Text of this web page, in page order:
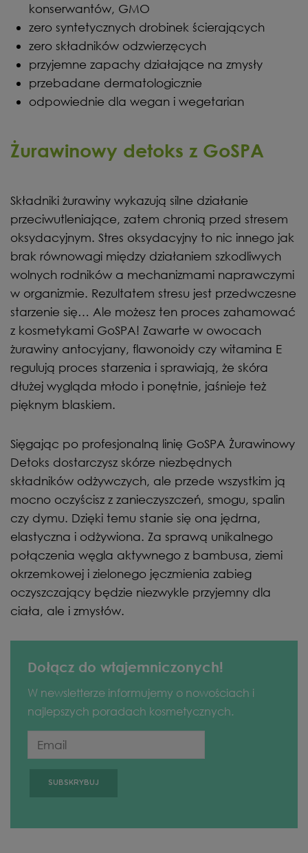
konserwantów, GMO
zero syntetycznych drobinek ścierających
zero składników odzwierzęcych
przyjemne zapachy działające na zmysły
przebadane dermatologicznie
odpowiednie dla wegan i wegetarian
Żurawinowy detoks z GoSPA
Składniki żurawiny wykazują silne działanie
przeciwutleniające, zatem chronią przed stresem
oksydacyjnym. Stres oksydacyjny to nic innego jak
brak równowagi między działaniem szkodliwych
wolnych rodników a mechanizmami naprawczymi
w organizmie. Rezultatem stresu jest przedwczesne
starzenie się… Ale możesz ten proces zahamować
z kosmetykami GoSPA! Zawarte w owocach
żurawiny antocyjany, flawonoidy czy witamina E
regulują proces starzenia i sprawiają, że skóra
dłużej wygląda młodo i ponętnie, jaśnieje też
pięknym blaskiem.
Sięgając po profesjonalną linię GoSPA Żurawinowy
Detoks dostarczysz skórze niezbędnych
składników odżywczych, ale przede wszystkim ją
mocno oczyścisz z zanieczyszczeń, smogu, spalin
czy dymu. Dzięki temu stanie się ona jędrna,
elastyczna i odżywiona. Za sprawą unikalnego
połączenia węgla aktywnego z bambusa, ziemi
okrzemkowej i zielonego jęczmienia zabieg
oczyszczający będzie niezwykle przyjemny dla
ciała, ale i zmysłów.
Dołącz do wtajemniczonych!
W newsletterze informujemy o nowościach i
najlepszych poradach kosmetycznych.